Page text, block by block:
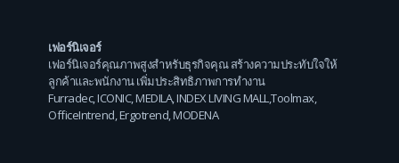
เฟอร์นิเจอร์
เฟอร์นิเจอร์คุณภาพสูงสำหรับธุรกิจคุณ สร้างความประทับใจให้
ลูกค้าและพนักงาน เพิ่มประสิทธิภาพการทำงาน
Furradec,ICONIC,MEDILA,INDEX LIVING MALL,Toolmax,
OfficeIntrend,Ergotrend,MODENA